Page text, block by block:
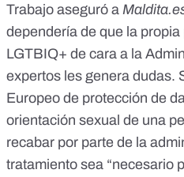
Trabajo aseguró a
dependería de que la
LGTBIQ+ de cara a la
expertos les genera dudas.
Europeo de protección de
orientación sexual de una
recabar por parte de la
tratamiento sea “necesario